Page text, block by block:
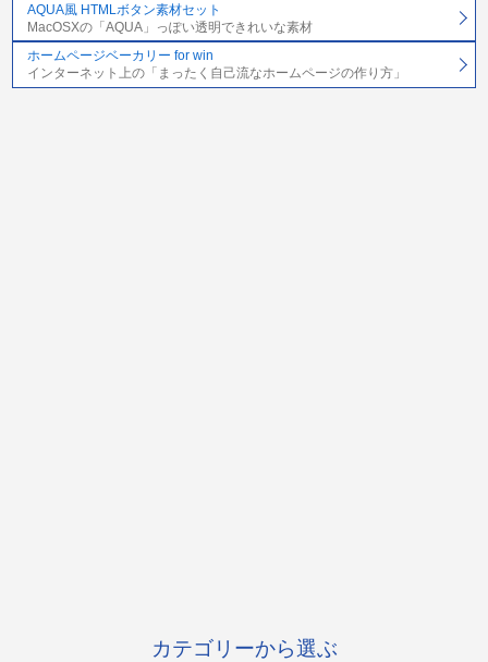
AQUA風 HTMLボタン素材セット
MacOSXの「AQUA」っぽい透明できれいな素材
ホームページベーカリー for win
インターネット上の「まったく自己流なホームページの作り方」
カテゴリーから選ぶ